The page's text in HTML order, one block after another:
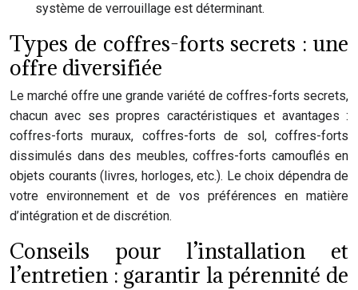
système de verrouillage est déterminant.
Types de coffres-forts secrets : une
offre diversifiée
Le marché offre une grande variété de coffres-forts secrets,
chacun avec ses propres caractéristiques et avantages :
coffres-forts muraux, coffres-forts de sol, coffres-forts
dissimulés dans des meubles, coffres-forts camouflés en
objets courants (livres, horloges, etc.). Le choix dépendra de
votre environnement et de vos préférences en matière
d’intégration et de discrétion.
Conseils pour l’installation et
l’entretien : garantir la pérennité de